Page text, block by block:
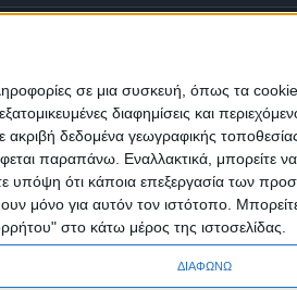
σε μια συσκευή, όπως τα
διαφημίσεις και
ακριβή δεδομένα γεωγραφικής
παραπάνω. Εναλλακτικά, μπορείτε
υπόψη ότι κάποια επεξεργασία των
μόνο για αυτόν τον ιστότοπο.
στο κάτω μέρος της ιστοσελίδας.
ΔΙΑΦΩΝΩ
Classics Επικοινωνία
Trailers